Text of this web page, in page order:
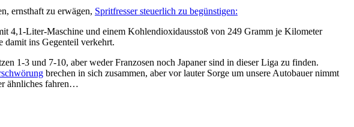
ernsthaft zu erwägen, Spritfresser steuerlich zu begünstigen:
4,1-Liter-Maschine und einem Kohlendioxidausstoß von 249 Gramm je Kilometer
damit ins Gegenteil verkehrt.
1-3 und 7-10, aber weder Franzosen noch Japaner sind in dieser Liga zu finden.
brechen in sich zusammen, aber vor lauter Sorge um unsere Autobauer nimmt
ähnliches fahren…